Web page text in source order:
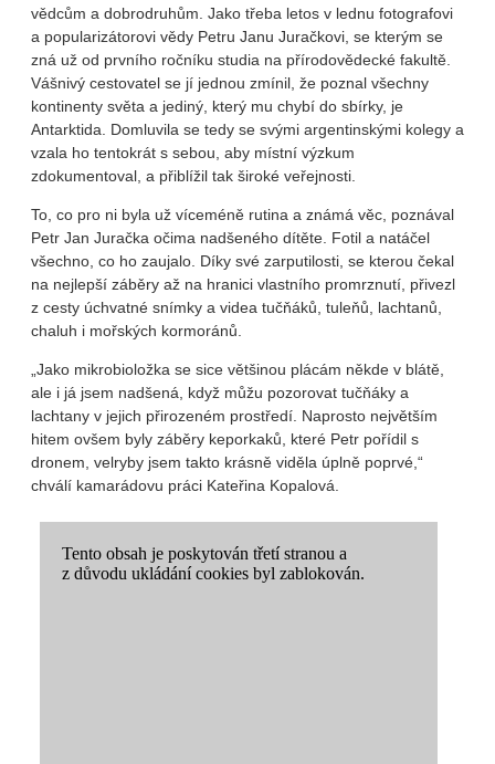
vědcům a dobrodruhům. Jako třeba letos v lednu fotografovi
a popularizátorovi vědy Petru Janu Juračkovi, se kterým se
zná už od prvního ročníku studia na přírodovědecké fakultě.
Vášnivý cestovatel se jí jednou zmínil, že poznal všechny
kontinenty světa a jediný, který mu chybí do sbírky, je
Antarktida. Domluvila se tedy se svými argentinskými kolegy a
vzala ho tentokrát s sebou, aby místní výzkum
zdokumentoval, a přiblížil tak široké veřejnosti.
To, co pro ni byla už víceméně rutina a známá věc, poznával
Petr Jan Juračka očima nadšeného dítěte. Fotil a natáčel
všechno, co ho zaujalo. Díky své zarputilosti, se kterou čekal
na nejlepší záběry až na hranici vlastního promrznutí, přivezl
z cesty úchvatné snímky a videa tučňáků, tuleňů, lachtanů,
chaluh i mořských kormoránů.
„Jako mikrobioložka se sice většinou plácám někde v blátě,
ale i já jsem nadšená, když můžu pozorovat tučňáky a
lachtany v jejich přirozeném prostředí. Naprosto největším
hitem ovšem byly záběry keporkaků, které Petr pořídil s
dronem, velryby jsem takto krásně viděla úplně poprvé,“
chválí kamarádovu práci Kateřina Kopalová.